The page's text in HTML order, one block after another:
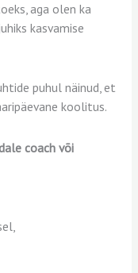
aga olen ka
kasvamise
puhul näinud, et
koolitus.
coach või